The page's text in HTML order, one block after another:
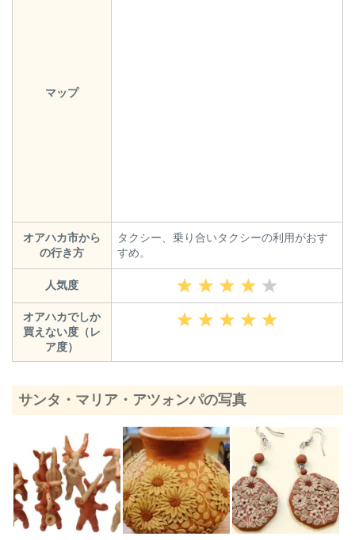
マップ
オアハカ市から
の行き方
タクシー、乗り合いタクシーの利用がおす
すめ。
人気度
オアハカでしか
買えない度（レ
ア度）
サンタ・マリア・アツォンパの写真